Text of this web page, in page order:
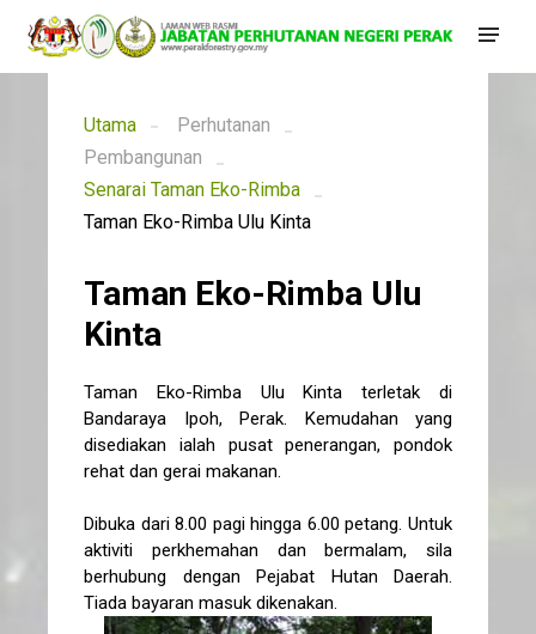
Utama
Perhutanan
Pembangunan
Senarai Taman Eko-Rimba
Taman Eko-Rimba Ulu Kinta
Taman Eko-Rimba Ulu
Kinta
Taman Eko-RimbaUlu Kinta terletak di
Bandaraya Ipoh, Perak. Kemudahan yang
disediakan ialah pusat penerangan, pondok
rehat dan gerai makanan.
Dibuka dari 8.00 pagi hingga 6.00 petang. Untuk
aktiviti perkhemahan dan bermalam, sila
berhubung dengan Pejabat Hutan Daerah.
Tiada bayaran masuk dikenakan.